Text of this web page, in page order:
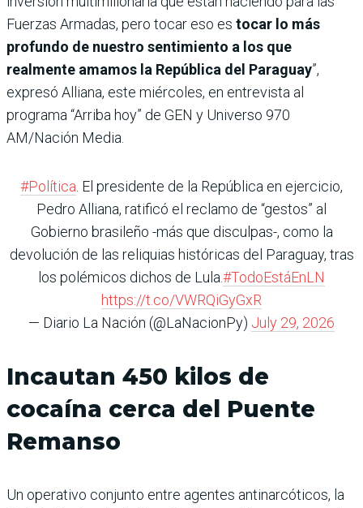
Fuerzas Armadas, pero tocar eso es tocar lo más
profundo de nuestro sentimiento a los que
realmente amamos la República del Paraguay”,
expresó Alliana, este miércoles, en entrevista al
programa “Arriba hoy” de GEN y Universo 970
AM/Nación Media.
#Política. El presidente de la República en ejercicio,
Pedro Alliana, ratificó el reclamo de “gestos” al
Gobierno brasileño -más que disculpas-, como la
devolución de las reliquias históricas del Paraguay, tras
los polémicos dichos de Lula.#TodoEstáEnLN
https://t.co/VWRQiGyGxR
— Diario La Nación (@LaNacionPy) July 29, 2026
Incautan 450 kilos de
cocaína cerca del Puente
Remanso
Un operativo conjunto entre agentes antinarcóticos, la